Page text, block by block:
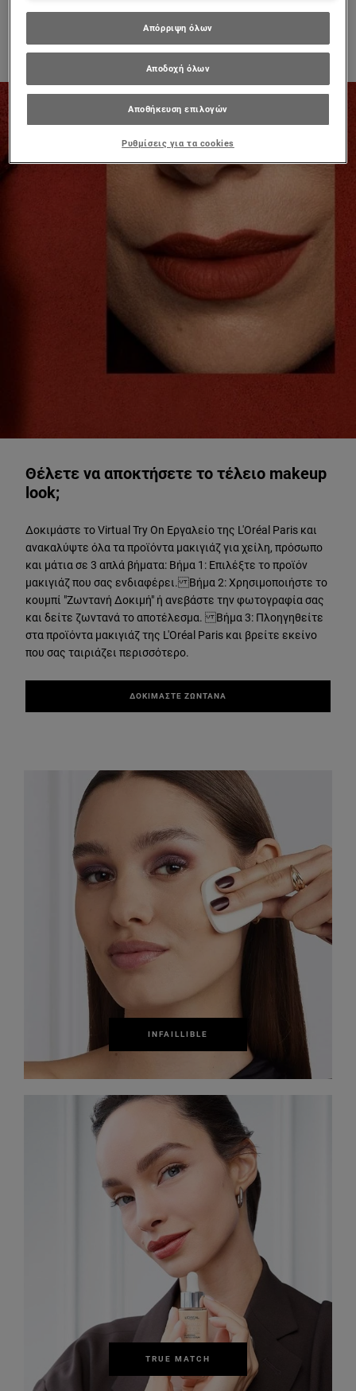
0/5
ΠΡΟΒΟΛΉ ΠΡΟΪΌΝΤΟΣ
0/5
ΠΡΟΒΟΛΉ ΠΡΟΪΌΝΤΟΣ
Θέλετε να αποκτήσετε το τέλειο makeup
look;
Δοκιμάστε το Virtual Try On Εργαλείο της L'Oréal Paris και
ανακαλύψτε όλα τα προϊόντα μακιγιάζ για χείλη, πρόσωπο
και μάτια σε 3 απλά βήματα: Βήμα 1: Επιλέξτε το προϊόν
μακιγιάζ που σας ενδιαφέρει. Βήμα 2: Χρησιμοποιήστε το
κουμπί "Ζωντανή Δοκιμή" ή ανεβάστε την φωτογραφία σας
και δείτε ζωντανά το αποτέλεσμα. Βήμα 3: Πλοηγηθείτε
στα προϊόντα μακιγιάζ της L'Oréal Paris και βρείτε εκείνο
που σας ταιριάζει περισσότερο.
ΔΟΚΙΜΑΣΤΕ ΖΩΝΤΑΝΑ
INFAILLIBLE
TRUE MATCH
Απόρριψη όλων
Αποδοχή όλων
Αποθήκευση επιλογών
Ρυθμίσεις για τα cookies